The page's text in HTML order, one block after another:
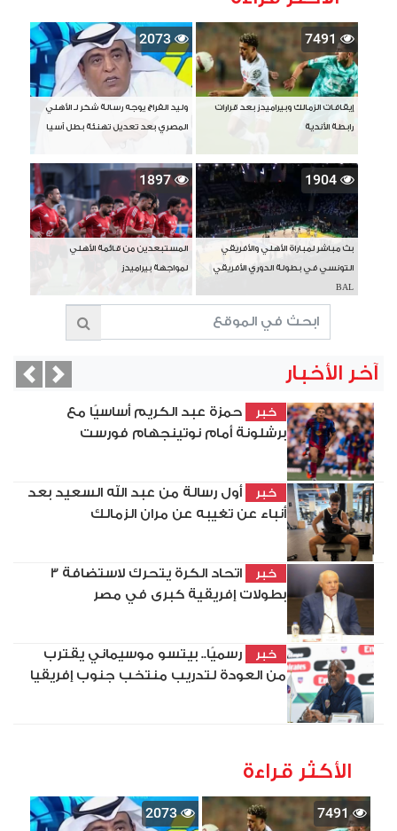
7491
إيقافات الزمالك وبيراميدز بعد قرارات
رابطة الأندية
2073
وليد الفراج يوجه رسالة شكر لـ الأهلي
المصري بعد تعديل تهنئة بطل آسيا
1904
بث مباشر لمباراة الأهلي والأفريقي
التونسي في بطولة الدوري الأفريقي
BAL
1897
المستبعدين من قائمة الأهلي
لمواجهة بيراميدز
آخر الأخبار
خبر
حمزة عبد الكريم أساسيًا مع
برشلونة أمام نوتينجهام فورست
خبر
أول رسالة من عبد الله السعيد بعد
أنباء عن تغيبه عن مران الزمالك
خبر
اتحاد الكرة يتحرك لاستضافة 3
بطولات إفريقية كبرى في مصر
خبر
رسميًا.. بيتسو موسيماني يقترب
من العودة لتدريب منتخب جنوب إفريقيا
Next
الأكثر قراءة
7491
2073